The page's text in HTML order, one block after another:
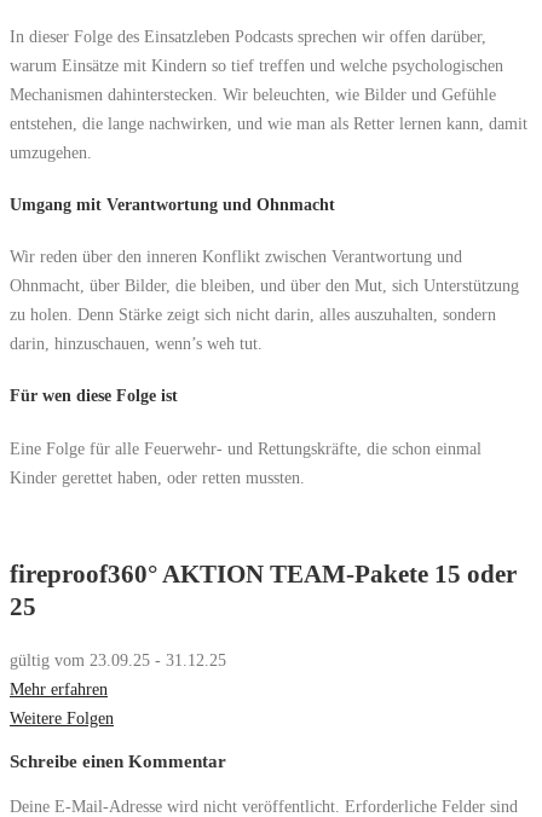
In dieser Folge des Einsatzleben Podcasts sprechen wir offen darüber,
warum Einsätze mit Kindern so tief treffen und welche psychologischen
Mechanismen dahinterstecken. Wir beleuchten, wie Bilder und Gefühle
entstehen, die lange nachwirken, und wie man als Retter lernen kann, damit
umzugehen.
Umgang mit Verantwortung und Ohnmacht
Wir reden über den inneren Konflikt zwischen Verantwortung und
Ohnmacht, über Bilder, die bleiben, und über den Mut, sich Unterstützung
zu holen. Denn Stärke zeigt sich nicht darin, alles auszuhalten, sondern
darin, hinzuschauen, wenn’s weh tut.
Für wen diese Folge ist
Eine Folge für alle Feuerwehr- und Rettungskräfte, die schon einmal
Kinder gerettet haben, oder retten mussten.
fireproof360° AKTION TEAM-Pakete 15 oder
25​
gültig vom 23.09.25 - 31.12.25
Mehr erfahren
Weitere Folgen
Schreibe einen Kommentar
Deine E-Mail-Adresse wird nicht veröffentlicht. Erforderliche Felder sind